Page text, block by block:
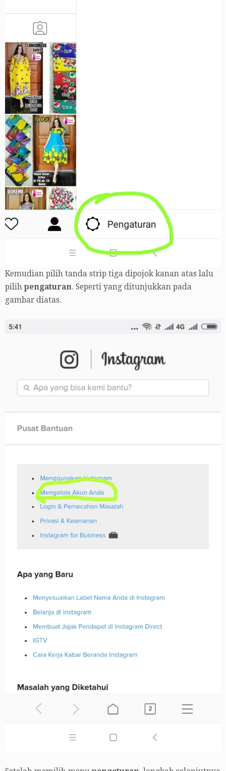
Kemudian pilih tanda strip tiga dipojok kanan atas lalu
pilihpengaturan. Seperti yang ditunjukkan pada
gambar diatas.